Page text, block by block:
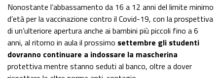
Nonostante l’abbassamento da 16 a 12 anni del limite minimo
d’età per la vaccinazione contro il Covid-19, con la prospettiva
di un’ulteriore apertura anche ai bambini più piccoli fino a 6
anni, al ritorno in aula il prossimo settembre gli studenti
dovranno continuare a indossare la mascherina
protettiva mentre stanno seduti al banco, oltre a dover